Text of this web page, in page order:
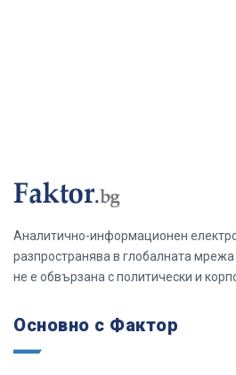
Аналитично-информационен
разпространява в глобалната
не е обвързана с политически и
Основно с Фактор